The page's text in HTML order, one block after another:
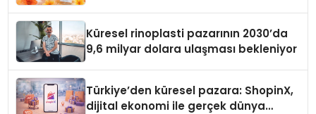
Küresel rinoplasti pazarının 2030’da
9,6 milyar dolara ulaşması bekleniyor
Türkiye’den küresel pazara: ShopinX,
dijital ekonomi ile gerçek dünya